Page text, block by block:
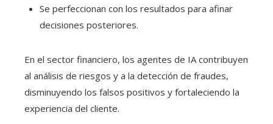
Se perfeccionan con los resultados para afinar
decisiones posteriores.
En el sector financiero, los agentes de IA contribuyen
al análisis de riesgos y a la detección de fraudes,
disminuyendo los falsos positivos y fortaleciendo la
experiencia del cliente.